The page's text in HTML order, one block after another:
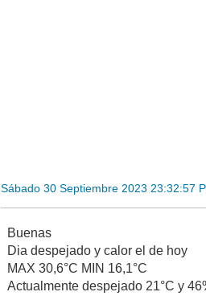
Sábado 30 Septiembre 2023 23:32:57
Buenas
Dia despejado y calor el de hoy
MAX 30,6°C MIN 16,1°C
Actualmente despejado 21°C y